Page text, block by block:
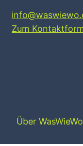
Zum
Über WasWieWo